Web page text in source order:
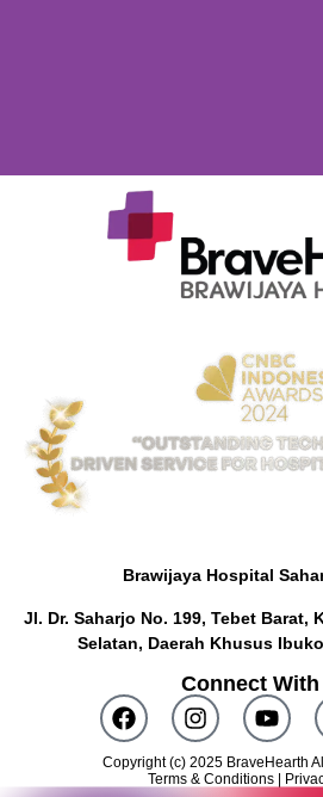
Brawijaya Hospital
Jl. Dr. Saharjo No. 199, Tebet Barat,
Selatan, Daerah Khusus
Connect With
Copyright (c) 2025 BraveHearth
Terms & Conditions |